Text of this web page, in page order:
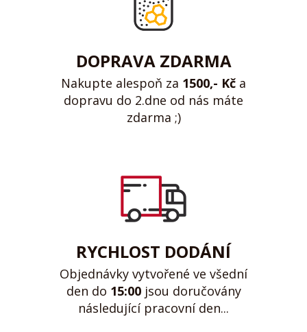
DOPRAVA ZDARMA
Nakupte alespoň za 1500,- Kč a
dopravu do 2.dne od nás máte
zdarma ;)
RYCHLOST DODÁNÍ
Objednávky vytvořené ve všední
den do 15:00jsou doručovány
následující pracovní den...